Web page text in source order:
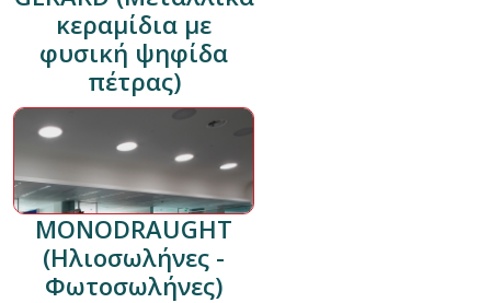
κεραμίδια με
φυσική ψηφίδα
πέτρας)
MONODRAUGHT
(Ηλιοσωλήνες -
Φωτοσωλήνες)